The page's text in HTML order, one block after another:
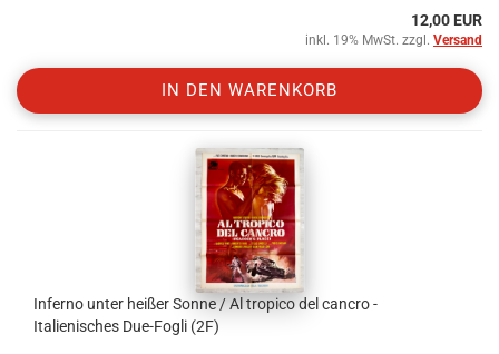
12,00 EUR
inkl. 19% MwSt. zzgl. Versand
IN DEN WARENKORB
Inferno unter heißer Sonne / Al tropico del cancro -
Italienisches Due-Fogli (2F)